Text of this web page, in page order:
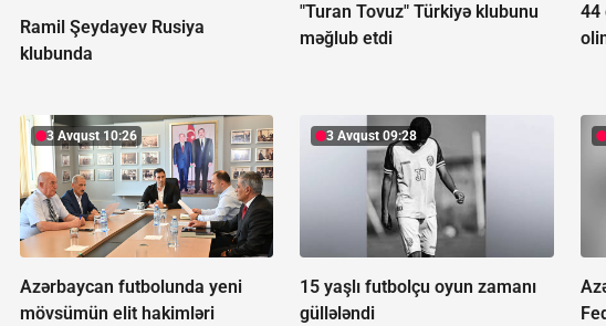
Ramil Şeydayev Rusiya
klubunda
"Turan Tovuz" Türkiyə klubunu
məğlub etdi
44
3 Avqust 10:26
Azərbaycan futbolunda yeni
mövsümün elit hakimləri
3 Avqust 09:28
15 yaşlı futbolçu oyun zamanı
güllələndi